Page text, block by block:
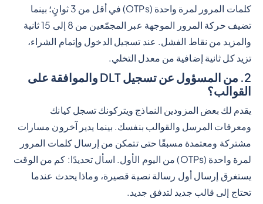
كلمات المرور لمرة واحدة (OTPs) في أقل من 3 ثوانٍ؛ بينما
تضيف حركة المرور الموجهة عبر المجمّعين من 8 إلى 15 ثانية
والمزيد من نقاط الفشل. عند تسجيل الدخول وإتمام الشراء،
تزيد كل ثانية إضافية من معدل التخلي.
2. من المسؤول عن تسجيل DLT والموافقة على
القوالب؟
يقدم لك بعض المزودين النماذج ويتركونك تسجل كيانك
ومعرفات المرسل والقوالب بنفسك. بينما يدير آخرون مسارات
مشتركة ومعتمدة مسبقًا حتى تتمكن من إرسال كلمات المرور
لمرة واحدة (OTPs) من اليوم الأول. اسأل تحديدًا: كم من الوقت
يستغرق إرسال أول رسالة نصية قصيرة، وماذا يحدث عندما
تحتاج إلى قالب جديد لتدفق جديد.